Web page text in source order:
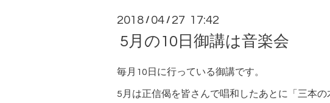
2018 / 04 / 27 17:42
5月の10日御講は音楽会
毎月10日に行っている御講です。
5月は正信偈を皆さんで唱和したあとに「三本の